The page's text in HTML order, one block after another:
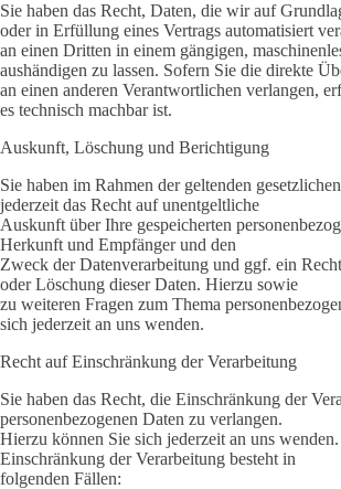
Sie haben das Recht, Daten, die wir auf
oder in Erfüllung eines Vertrags automatisiert
an einen Dritten in einem gängigen,
aushändigen zu lassen. Sofern Sie die direkte
an einen anderen Verantwortlichen verlangen,
es technisch machbar ist.
Auskunft, Löschung und Berichtigung
Sie haben im Rahmen der geltenden
jederzeit das Recht auf unentgeltliche
Auskunft über Ihre gespeicherten
Herkunft und Empfänger und den
Zweck der Datenverarbeitung und ggf. ein
oder Löschung dieser Daten. Hierzu sowie
zu weiteren Fragen zum Thema
sich jederzeit an uns wenden.
Recht auf Einschränkung der Verarbeitung
Sie haben das Recht, die Einschränkung der
personenbezogenen Daten zu verlangen.
Hierzu können Sie sich jederzeit an uns
Einschränkung der Verarbeitung besteht in
folgenden Fällen: